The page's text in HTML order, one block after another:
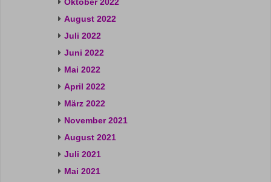
August 2022
Juli 2022
Juni 2022
Mai 2022
April 2022
März 2022
November 2021
August 2021
Juli 2021
Mai 2021